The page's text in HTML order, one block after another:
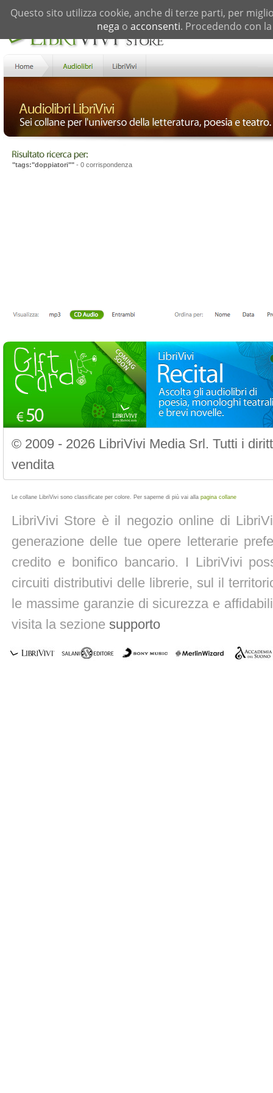
"tags:"doppiatori"" - 0 corrispondenza
© 2009 - 2026 LibriVivi Media Srl. Tutti i
vendita
Le collane LibriVivi sono classificate per colore. Per saperne di più vai alla pagina collane
LibriVivi Store è il negozio online di
generazione delle tue opere letterarie
credito e bonifico bancario. I LibriVivi
circuiti distributivi delle librerie, sul il
le massime garanzie di sicurezza e
visita la sezione supporto
Questo sito utilizza cookie, anche di terze parti, per
nega o acconsenti. Procedendo con